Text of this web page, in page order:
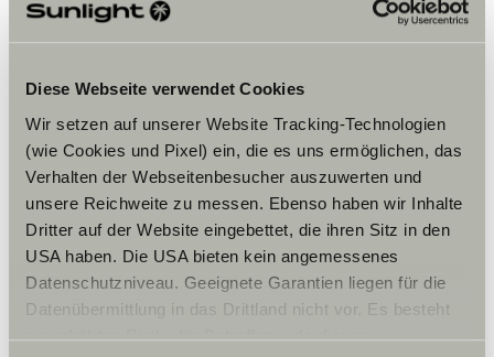
Diese Webseite verwendet Cookies
Wir setzen auf unserer Website Tracking-Technologien
(wie Cookies und Pixel) ein, die es uns ermöglichen, das
Verhalten der Webseitenbesucher auszuwerten und
unsere Reichweite zu messen. Ebenso haben wir Inhalte
Dritter auf der Website eingebettet, die ihren Sitz in den
USA haben. Die USA bieten kein angemessenes
Datenschutzniveau. Geeignete Garantien liegen für die
Datenübermittlung in das Drittland nicht vor. Es besteht
ein erhöhtes Risiko für Betroffene, da diesen
Öffnungszeiten
Monday 9am – 5.30pm
Tuesday 9.00am – 5.30pm